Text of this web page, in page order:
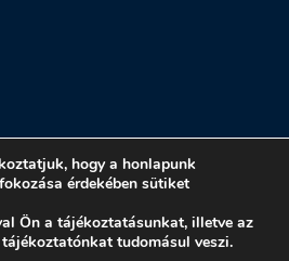
jog fenntartva - 2022
hogy a honlapunk
érdekében sütiket
Ön a tájékoztatásunkat, illetve az
tudomásul veszi.